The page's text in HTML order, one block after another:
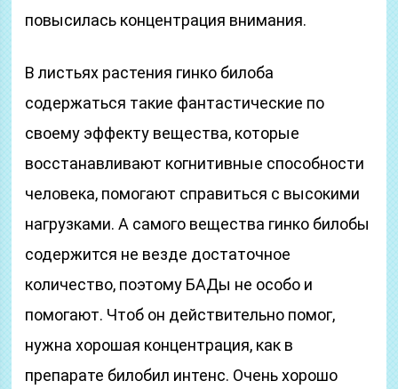
повысилась концентрация внимания.
В листьях растения гинко билоба
содержаться такие фантастические по
своему эффекту вещества, которые
восстанавливают когнитивные способности
человека, помогают справиться с высокими
нагрузками. А самого вещества гинко билобы
содержится не везде достаточное
количество, поэтому БАДы не особо и
помогают. Чтоб он действительно помог,
нужна хорошая концентрация, как в
препарате билобил интенс. Очень хорошо